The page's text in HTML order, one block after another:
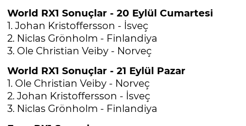
World RX1 Sonuçlar - 20 Eylül Cumartesi
1. Johan Kristoffersson - İsveç
2. Niclas Grönholm - Finlandiya
3. Ole Christian Veiby - Norveç
World RX1 Sonuçlar - 21 Eylül Pazar
1. Ole Christian Veiby - Norveç
2. Johan Kristoffersson - İsveç
3. Niclas Grönholm - Finlandiya